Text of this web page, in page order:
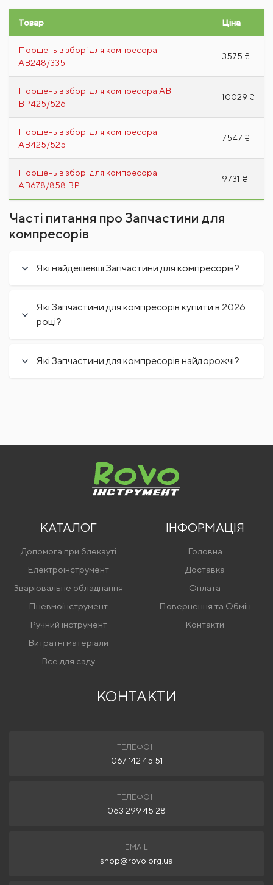
Товар Ціна
Поршень в зборі для компресора
АВ248/335
3575 ₴
Поршень в зборі для компресора АВ-
ВР425/526
10029 ₴
Поршень в зборі для компресора
АВ425/525
7547 ₴
Поршень в зборі для компресора
АВ678/858 ВР
9731 ₴
Часті питання про Запчастини для
компресорів
Які найдешевші Запчастини для компресорів?
Які Запчастини для компресорів купити в 2026
році?
Які Запчастини для компресорів найдорожчі?
КАТАЛОГ
Допомога при блекауті
Електроінструмент
Зварювальне обладнання
Пневмоінструмент
Ручний інструмент
Витратні матеріали
Все для саду
ІНФОРМАЦІЯ
Головна
Доставка
Оплата
Повернення та Обмін
Контакти
КОНТАКТИ
ТЕЛЕФОН
067 142 45 51
ТЕЛЕФОН
063 299 45 28
EMAIL
shop@rovo.org.ua